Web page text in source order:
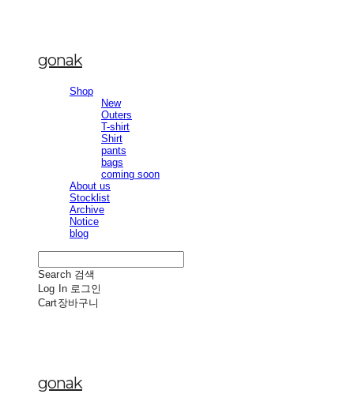
gonak
Shop
New
Outers
T-shirt
Shirt
pants
bags
coming soon
About us
Stocklist
Archive
Notice
blog
Search 검색
Log In 로그인
Cart장바구니
gonak